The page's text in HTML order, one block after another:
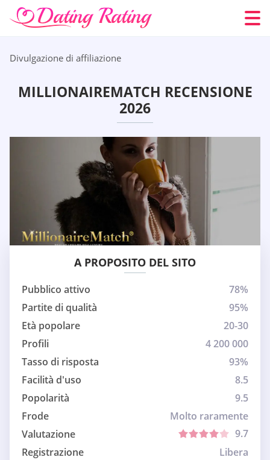
Divulgazione di affiliazione
MILLIONAIREMATCH RECENSIONE
2026
A PROPOSITO DEL SITO
Pubblico attivo
78%
Partite di qualità
95%
Età popolare
20-30
Profili
4 200 000
Tasso di risposta
93%
Facilità d'uso
8.5
Popolarità
9.5
Frode
Molto raramente
Valutazione
9.7
Registrazione
Libera